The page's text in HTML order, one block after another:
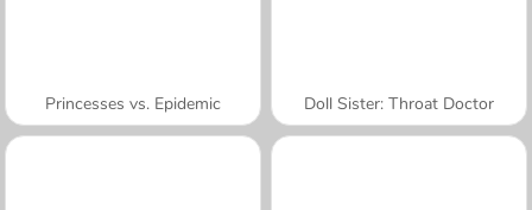
Princesses vs. Epidemic Doll Sister: Throat Doctor